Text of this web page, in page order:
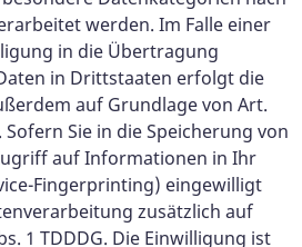
werden. Im Falle einer
in die Übertragung
in Drittstaaten erfolgt die
auf Grundlage von Art.
Sofern Sie in die Speicherung von
auf Informationen in Ihr
Fingerprinting) eingewilligt
zusätzlich auf
1 TDDDG. Die Einwilligung ist